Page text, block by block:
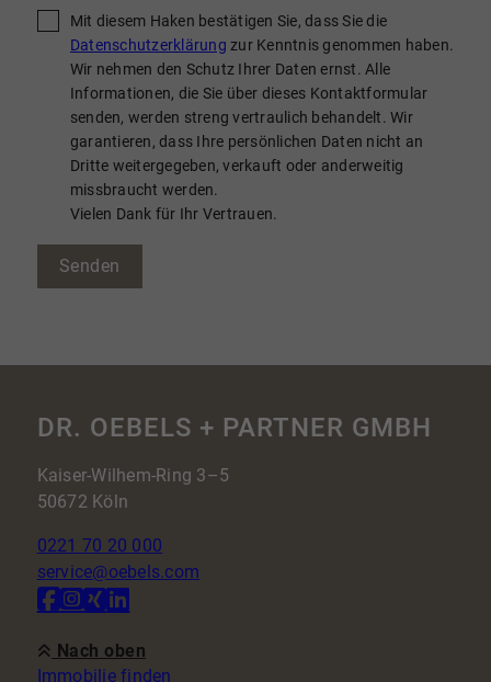
Mit diesem Haken bestätigen Sie, dass Sie die
Datenschutzerklärung zur Kenntnis genommen haben.
Wir nehmen den Schutz Ihrer Daten ernst. Alle
Informationen, die Sie über dieses Kontaktformular
senden, werden streng vertraulich behandelt. Wir
garantieren, dass Ihre persönlichen Daten nicht an
Dritte weitergegeben, verkauft oder anderweitig
missbraucht werden.
Vielen Dank für Ihr Vertrauen.
Senden
DR. OEBELS + PARTNER GMBH
Kaiser-Wilhem-Ring 3–5
50672 Köln
0221 70 20 000
service@oebels.com
Nach oben
Immobilie finden